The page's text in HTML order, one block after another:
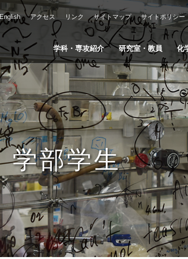
学科・専攻紹介 研究室・教員 化
English アクセス リンク サイトマップ サイトポリシー
学部学生